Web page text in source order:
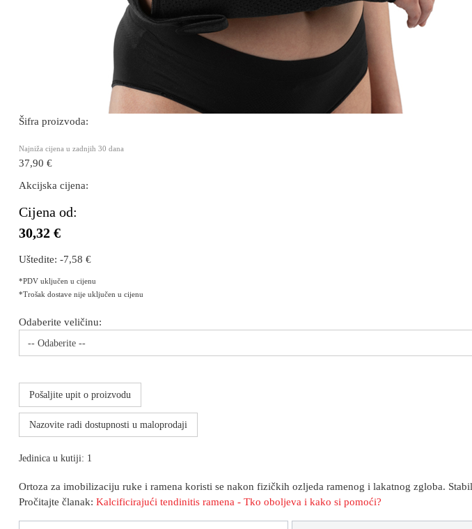
Šifra proizvoda:
Najniža cijena u zadnjih 30 dana
37,90 €
Akcijska cijena:
Cijena od:
30,32 €
Uštedite: -7,58 €
*PDV uključen u cijenu
*Trošak dostave nije uključen u cijenu
Odaberite veličinu:
-- Odaberite --
Pošaljite upit o proizvodu
Nazovite radi dostupnosti u maloprodaji
Jedinica u kutiji: 1
Ortoza za imobilizaciju ruke i ramena koristi se nakon fizičkih ozljeda ramenog i lakatnog zgloba.
Pročitajte članak: Kalcificirajući tendinitis ramena - Tko oboljeva i kako si pomoći?